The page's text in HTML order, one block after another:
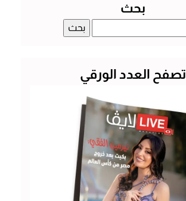
بحث
تصفح العدد الورقي